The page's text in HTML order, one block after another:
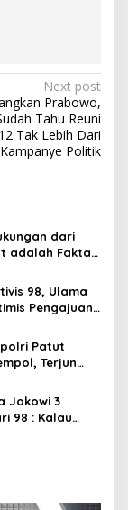
Next post
Prabowo,
Tahu Reuni
Tak Lebih Dari
Kampanye Politik
dari
adalah Fakta,
98, Ulama
Pengajuan
Patut
Terjun
Ada
Minyak Goreng!
Jokowi 3
98 : Kalau